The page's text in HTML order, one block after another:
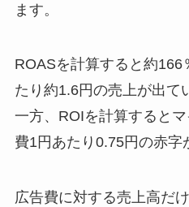
ます。
ROASを計算すると約166
たり約1.6円の売上が出て
一方、ROIを計算すると
費1円あたり0.75円の赤字
広告費に対する売上高だ